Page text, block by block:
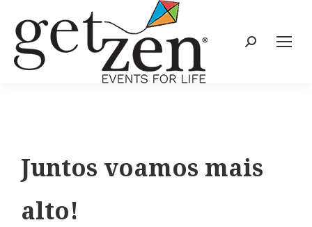
Juntos voamos mais
alto!